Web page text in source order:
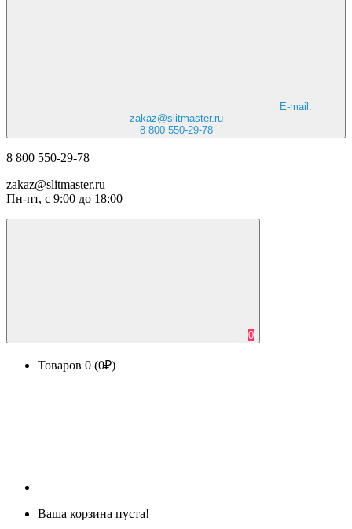
E-mail:
zakaz@slitmaster.ru
8 800 550-29-78
8 800 550-29-78
zakaz@slitmaster.ru
Пн-пт, с 9:00 до 18:00
0
Товаров 0 (0₽)
Ваша корзина пуста!